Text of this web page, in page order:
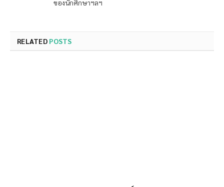
ของนักศึกษาฯลฯ
RELATED POSTS